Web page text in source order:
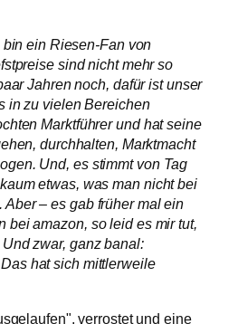
ein Riesen-Fan von
sind nicht mehr so
Jahren noch, dafür ist unser
in zu vielen Bereichen
Marktführer und hat seine
durchhalten, Marktmacht
Und, es stimmt von Tag
etwas, was man nicht bei
– es gab früher mal ein
bei amazon, so leid es mir tut,
zwar, ganz banal:
hat sich mittlerweile